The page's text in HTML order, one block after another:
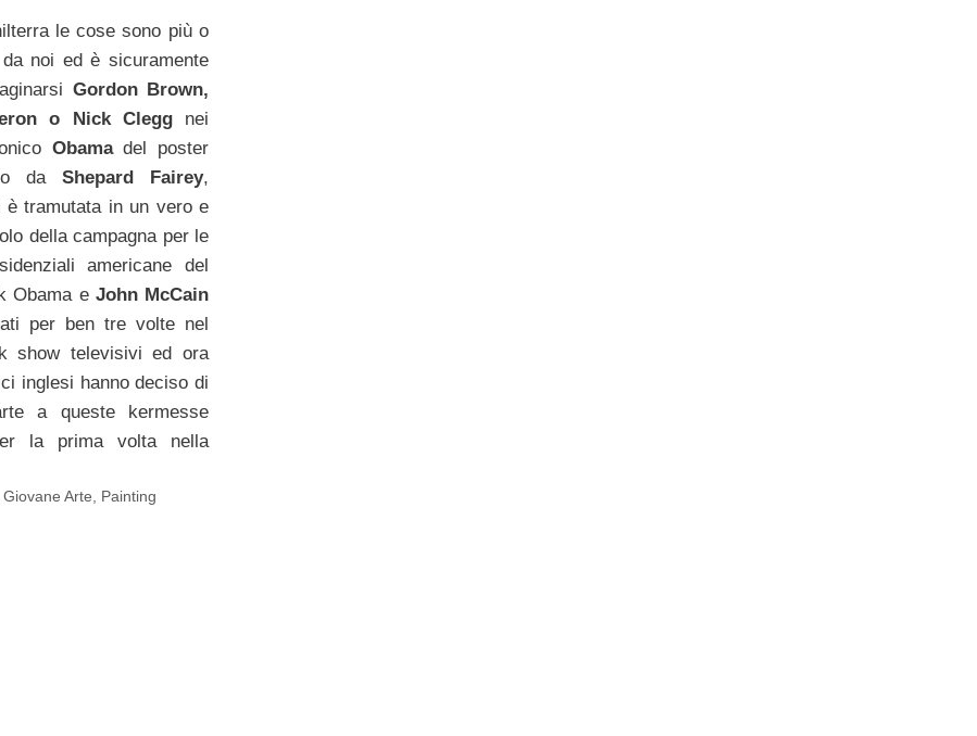
le cose sono più o
noi ed è sicuramente
Gordon Brown,
o Nick Clegg nei
Obamadel poster
da Shepard Fairey,
è tramutata in un vero e
della campagna per le
americane del
Obama e John McCain
per ben tre volte nel
show televisivi ed ora
inglesi hanno deciso di
a queste kermesse
la prima volta nella
Giovane Arte, Painting